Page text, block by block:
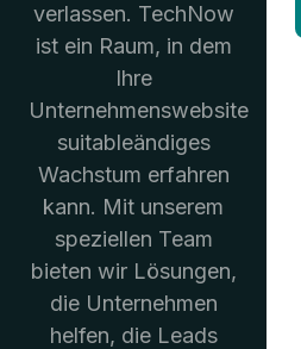
verlassen. TechNow
ist ein Raum, in dem
Ihre
Unternehmenswebsite
suitableändiges
Wachstum erfahren
kann. Mit unserem
speziellen Team
bieten wir Lösungen,
die Unternehmen
helfen, die Leads